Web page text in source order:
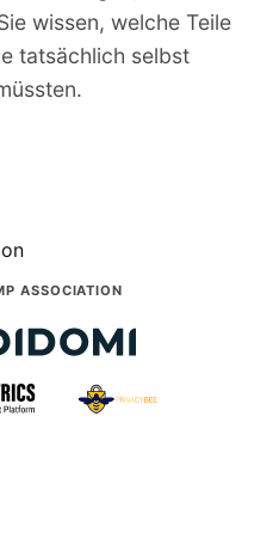
wissen, welche Teile
tatsächlich selbst
ASSOCIATION